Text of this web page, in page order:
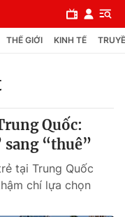
THẾ GIỚI KINH TẾ
Quốc:
“thuê”
tại Trung Quốc
chí lựa chọn